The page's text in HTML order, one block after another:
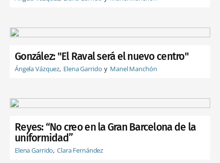
González: "El Raval será el nuevo centro"
Ángela Vázquez Elena Garrido Manel Manchón
Reyes: “No creo en la Gran Barcelona de la
uniformidad”
Elena Garrido Clara Fernández